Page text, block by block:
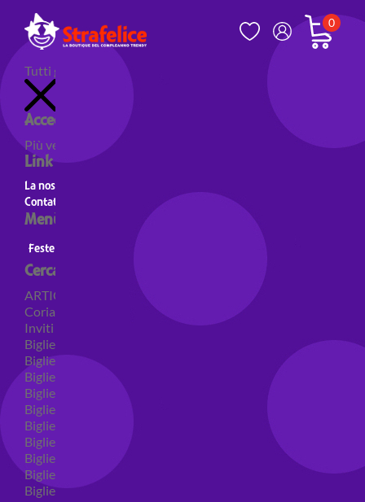
0
Tutti gli articoli
Accedi al tuo account
Più venduti Nuovi prodotti
Link utili
La nostra storia
Contatti
Menù principale
Feste a Tema Feste a tema Colori
Cerca per categoria
ARTICOLI PER FESTE
Coriandoli e sparacoriandoli
Inviti
Biglietti di auguri
Biglietti auguri pensione
Biglietti auguri compleanno
Biglietti auguri amore
Biglietti auguri nascita
Biglietti auguri primo compleanno
Biglietti auguri battesimo
Biglietti auguri per prima comunione
Biglietti auguri cresima
Biglietti auguri matrimonio